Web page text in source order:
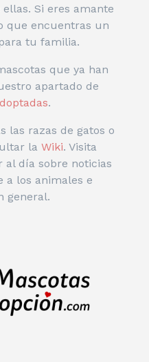
Si eres amante
que encuentras un
tu familia.
que ya han
apartado de
.
las razas de gatos o
la Wiki. Visita
al día sobre noticias
a los animales e
general.